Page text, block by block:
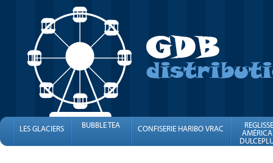
LES GLACIERS BUBBLE TEA CONFISERIE HARIBO VRAC
FINI